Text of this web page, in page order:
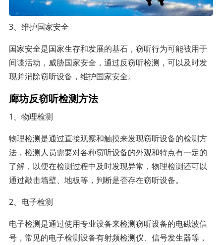
3、维护国家安全
国家安全是国家生存和发展的基石，窃听行为可能被用于
间谍活动，威胁国家安全，通过反窃听检测，可以及时发
现并消除窃听设备，维护国家安全。
廊坊反窃听检测方法
1、物理检测
物理检测是通过直接观察和触摸来发现窃听设备的检测方
法，检测人员需要对各种窃听设备的外观和特点有一定的
了解，以便在检测过程中及时发现异常，物理检测还可以
通过敲击墙壁、地板等，判断是否存在窃听设备。
2、电子检测
电子检测是通过使用专业设备来检测窃听设备的电磁波信
号，常见的电子检测设备有射频检测仪、信号发生器等，